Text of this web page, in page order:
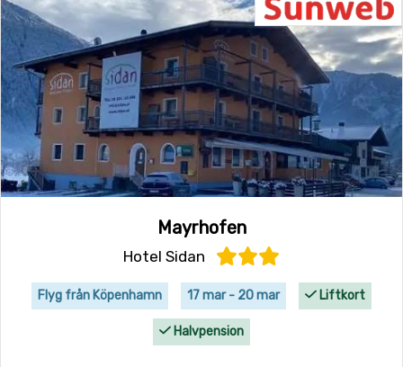
Mayrhofen
Hotel Sidan
Flyg från Köpenhamn 17 mar - 20 mar Liftkort
Halvpension